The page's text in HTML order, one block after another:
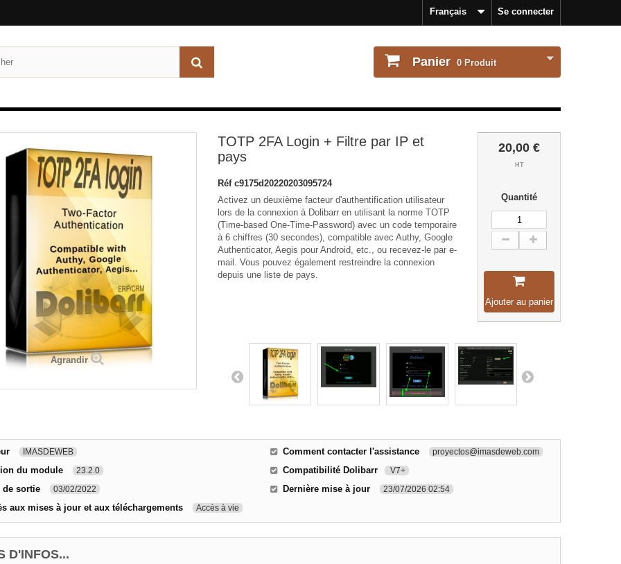
Se connecter
Français
Panier 0 Produit
Agrandir
TOTP 2FA Login + Filtre par IP et
pays
Réf c9175d20220203095724
Activez un deuxième facteur d'authentification utilisateur
lors de la connexion à Dolibarr en utilisant la norme TOTP
(Time-based One-Time-Password) avec un code temporaire
à 6 chiffres (30 secondes), compatible avec Authy, Google
Authenticator, Aegis pour Android, etc., ou recevez-le par e-
mail. Vous pouvez également restreindre la connexion
depuis une liste de pays.
20,00 €
HT
Quantité
Ajouter au panier
IMASDEWEB
du module 23.2.0
de sortie 03/02/2022
aux mises à jour et aux téléchargements Accès à vie
Comment contacter l'assistance proyectos@imasdeweb.com
Compatibilité Dolibarr V7+
Dernière mise à jour 23/07/2026 02:54
D'INFOS...